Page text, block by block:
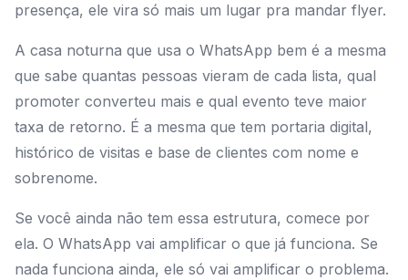
presença, ele vira só mais um lugar pra mandar flyer.
A casa noturna que usa o WhatsApp bem é a mesma
que sabe quantas pessoas vieram de cada lista, qual
promoter converteu mais e qual evento teve maior
taxa de retorno. É a mesma que tem portaria digital,
histórico de visitas e base de clientes com nome e
sobrenome.
Se você ainda não tem essa estrutura, comece por
ela. O WhatsApp vai amplificar o que já funciona. Se
nada funciona ainda, ele só vai amplificar o problema.